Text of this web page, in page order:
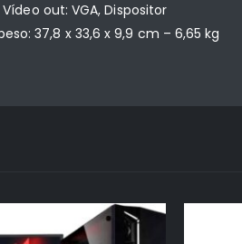
out: VGA, Dispositor
37,8 x 33,6 x 9,9 cm – 6,65 kg